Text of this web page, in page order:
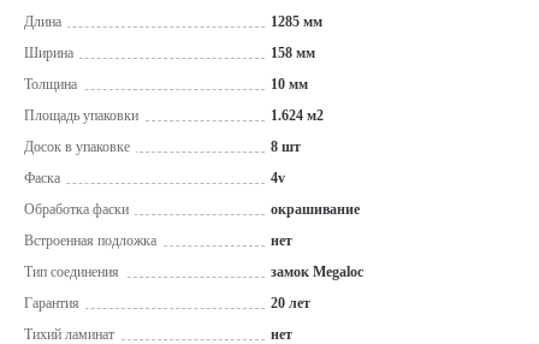
Длина
1285 мм
Ширина
158 мм
Толщина
10 мм
Площадь упаковки
1.624 м2
Досок в упаковке
8 шт
Фаска
4v
Обработка фаски
окрашивание
Встроенная подложка
нет
Тип соединения
замок Megaloc
Гарантия
20 лет
Тихий ламинат
нет